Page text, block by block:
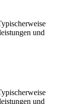
und
und